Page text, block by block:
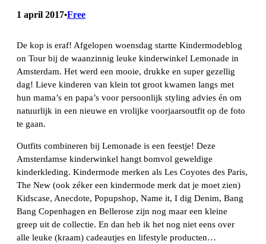
1 april 2017•Free
De kop is eraf! Afgelopen woensdag startte Kindermodeblog
on Tour bij de waanzinnig leuke kinderwinkel Lemonade in
Amsterdam. Het werd een mooie, drukke en super gezellig
dag! Lieve kinderen van klein tot groot kwamen langs met
hun mama’s en papa’s voor persoonlijk styling advies én om
natuurlijk in een nieuwe en vrolijke voorjaarsoutfit op de foto
te gaan.
Outfits combineren bij Lemonade is een feestje! Deze
Amsterdamse kinderwinkel hangt bomvol geweldige
kinderkleding. Kindermode merken als Les Coyotes des Paris,
The New (ook zéker een kindermode merk dat je moet zien)
Kidscase, Anecdote, Popupshop, Name it, I dig Denim, Bang
Bang Copenhagen en Bellerose zijn nog maar een kleine
greep uit de collectie. En dan heb ik het nog niet eens over
alle leuke (kraam) cadeautjes en lifestyle producten…